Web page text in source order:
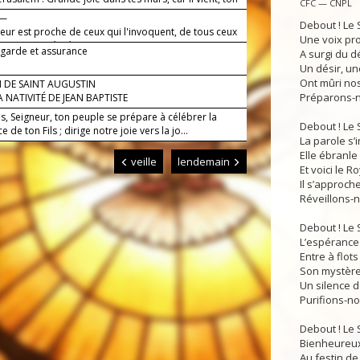
est proche de ceux qui l'invoquent, de tous ceux
en vérité.
et assurance
DE SAINT AUGUSTIN
NATIVITÉ DE JEAN BAPTISTE
Seigneur, ton peuple se prépare à célébrer la
de ton Fils ; dirige notre joie vers la jo...
veille lendemain
CFC — CNPL
Debout ! Le
Une voix
A surgi du
Un désir,
Ont mûri
Préparons-
Debout ! Le
La parole
Elle
Et voici le
Il
Réveillons-
Debout ! Le
Entre à
Son
Un silence
Purifions-
Debout ! Le